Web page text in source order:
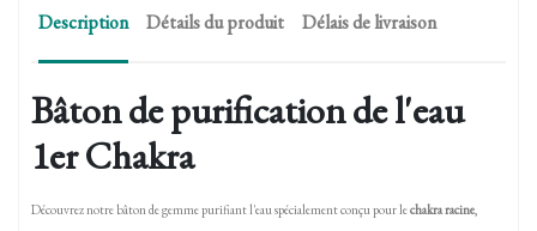
Description Détails du produit Délais de livraison
Bâton de purification de l'eau
1er Chakra
Découvrez notre bâton de gemme purifiant l'eau spécialement conçu pour lechakra racine